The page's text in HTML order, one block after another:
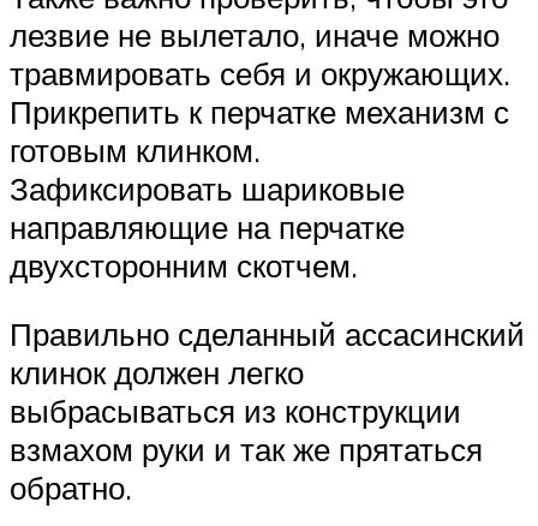
лезвие не вылетало, иначе можно
травмировать себя и окружающих.
Прикрепить к перчатке механизм с
готовым клинком.
Зафиксировать шариковые
направляющие на перчатке
двухсторонним скотчем.
Правильно сделанный ассасинский
клинок должен легко
выбрасываться из конструкции
взмахом руки и так же прятаться
обратно.